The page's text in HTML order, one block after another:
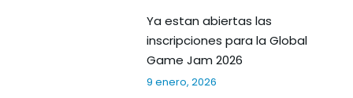
Ya estan abiertas las
inscripciones para la Global
Game Jam 2026
9 enero, 2026